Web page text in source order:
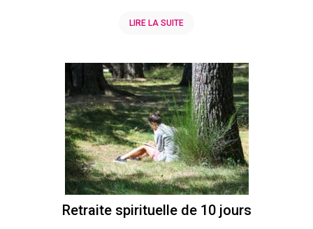
LIRE LA SUITE
Retraite spirituelle de 10 jours